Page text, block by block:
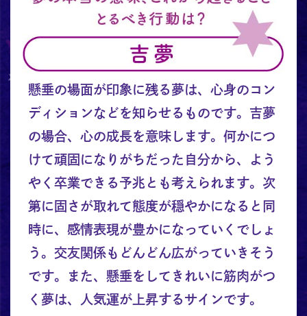
懸垂の場面が印象に残る夢は、心身のコン
ディションなどを知らせるものです。吉夢
の場合、心の成長を意味します。何かにつ
けて頑固になりがちだった自分から、よう
やく卒業できる予兆とも考えられます。次
第に固さが取れて態度が穏やかになると同
時に、感情表現が豊かになっていくでしょ
う。交友関係もどんどん広がっていきそう
です。また、懸垂をしてきれいに筋肉がつ
く夢は、人気運が上昇するサインです。